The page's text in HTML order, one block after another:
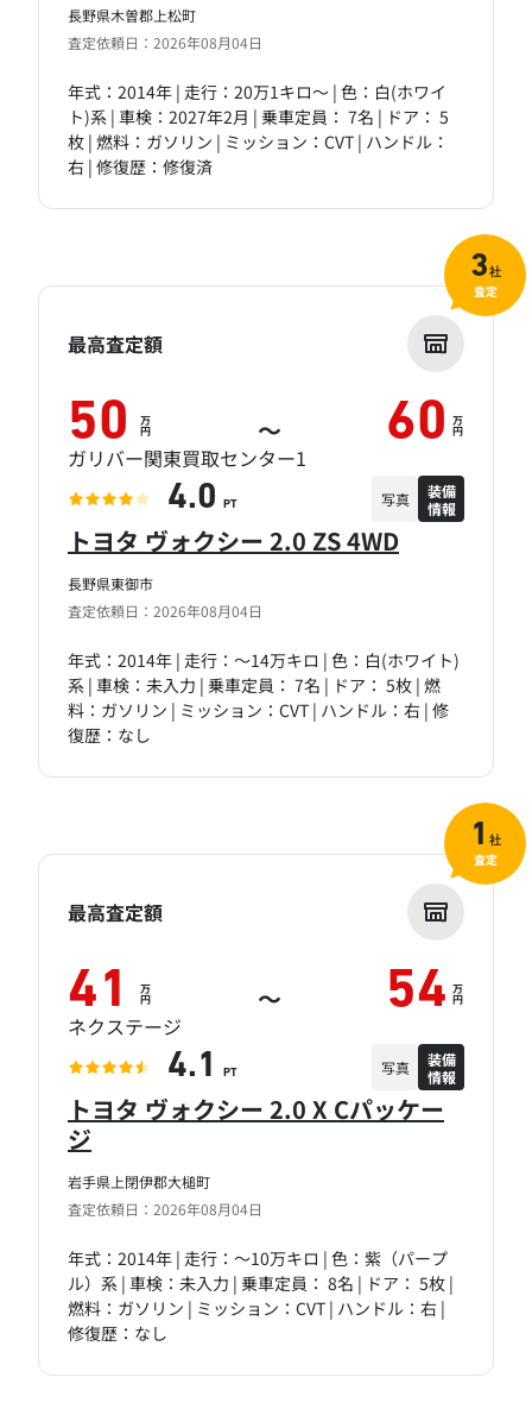
長野県木曽郡上松町
査定依頼日：2026年08月04日
年式：2014年 | 走行：20万1キロ～ | 色：白(ホワイ
ト)系 | 車検：2027年2月 | 乗車定員： 7名 | ドア： 5
枚 | 燃料：ガソリン | ミッション：CVT | ハンドル：
右 | 修復歴：修復済
長野県東御市
査定依頼日：2026年08月04日
トヨタ ヴォクシー 2.0 ZS 4WD
年式：2014年 | 走行：～14万キロ | 色：白(ホワイト)
系 | 車検：未入力 | 乗車定員： 7名 | ドア： 5枚 | 燃
料：ガソリン | ミッション：CVT | ハンドル：右 | 修
復歴：なし
最高査定額
50 万
円 ～ 60 万
円
ガリバー関東買取センター1
4.0 PT 写真
装備
情報
3社
査定
岩手県上閉伊郡大槌町
査定依頼日：2026年08月04日
トヨタ ヴォクシー 2.0 X Cパッケー
ジ
年式：2014年 | 走行：～10万キロ | 色：紫（パープ
ル）系 | 車検：未入力 | 乗車定員： 8名 | ドア： 5枚 |
燃料：ガソリン | ミッション：CVT | ハンドル：右 |
修復歴：なし
最高査定額
41 万
円 ～ 54 万
円
ネクステージ
4.1 PT 写真
装備
情報
1 社
査定